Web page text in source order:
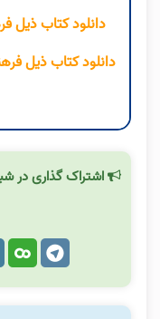
دانلود کتاب
دانلود کتاب ذیل
اشتراک گذاری در